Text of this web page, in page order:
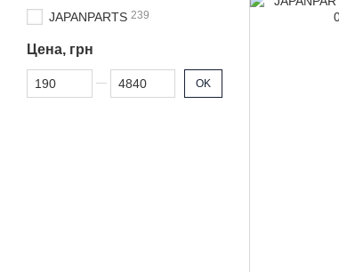
JAPANPARTS 239
Цена, грн
От Цена, грн
До Цена, грн OK